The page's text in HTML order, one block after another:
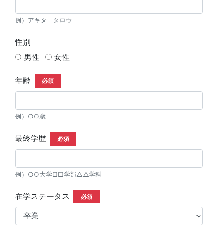
例）アキタ タロウ
性別
男性
女性
年齢 必須
例）○○歳
最終学歴 必須
例）○○大学□□学部△△学科
在学ステータス 必須